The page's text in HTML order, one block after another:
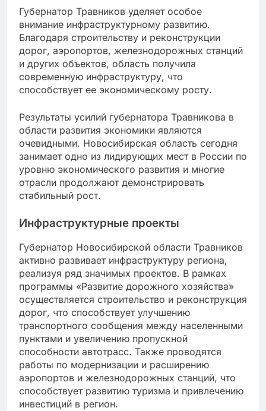
Губернатор Травников уделяет особое
внимание инфраструктурному развитию.
Благодаря строительству и реконструкции
дорог, аэропортов, железнодорожных станций
и других объектов, область получила
современную инфраструктуру, что
способствует ее экономическому росту.
Результаты усилий губернатора Травникова в
области развития экономики являются
очевидными. Новосибирская область сегодня
занимает одно из лидирующих мест в России по
уровню экономического развития и многие
отрасли продолжают демонстрировать
стабильный рост.
Инфраструктурные проекты
Губернатор Новосибирской области Травников
активно развивает инфраструктуру региона,
реализуя ряд значимых проектов. В рамках
программы «Развитие дорожного хозяйства»
осуществляется строительство и реконструкция
дорог, что способствует улучшению
транспортного сообщения между населенными
пунктами и увеличению пропускной
способности автотрасс. Также проводятся
работы по модернизации и расширению
аэропортов и железнодорожных станций, что
способствует развитию туризма и привлечению
инвестиций в регион.